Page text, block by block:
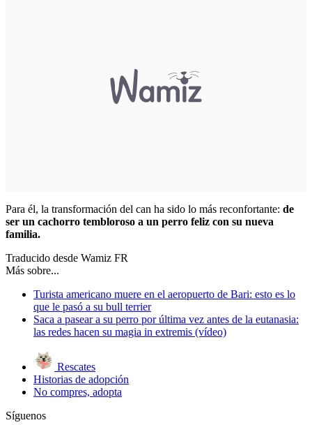
Para él, la transformación del can ha sido lo más reconfortante: de
ser un cachorro tembloroso a un perro feliz con su nueva
familia.
Traducido desde Wamiz FR
Más sobre...
Turista americano muere en el aeropuerto de Bari: esto es lo
que le pasó a su bull terrier
Saca a pasear a su perro por última vez antes de la eutanasia:
las redes hacen su magia in extremis (vídeo)
Rescates
Historias de adopción
No compres, adopta
Síguenos